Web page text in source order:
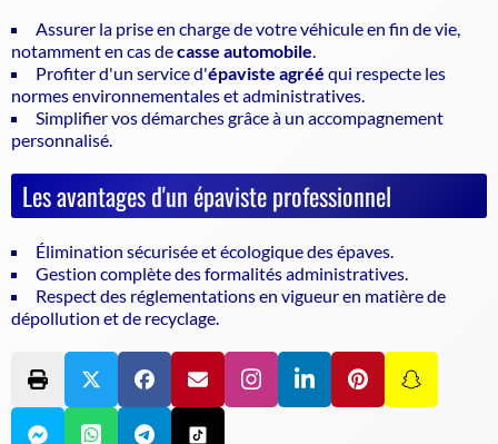
Assurer la prise en charge de votre véhicule en fin de vie,
notamment en cas decasse automobile
Profiter d'un service d'épaviste agréé qui respecte les
normes environnementales et administratives.
Simplifier vos démarches grâce à un accompagnement
personnalisé.
Les avantages d'un épaviste professionnel
Élimination sécurisée et écologique des épaves.
Gestion complète des formalités administratives.
Respect des réglementations en vigueur en matière de
dépollution et de recyclage.